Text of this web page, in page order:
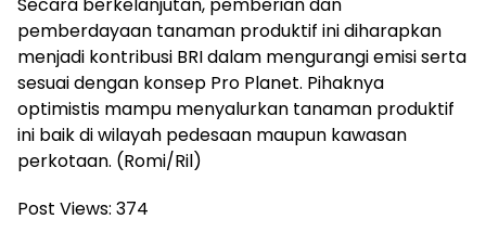
pemberdayaan tanaman produktif ini diharapkan
menjadi kontribusi BRI dalam mengurangi emisi serta
sesuai dengan konsep Pro Planet. Pihaknya
optimistis mampu menyalurkan tanaman produktif
ini baik di wilayah pedesaan maupun kawasan
perkotaan. (Romi/Ril)
Post Views: 374